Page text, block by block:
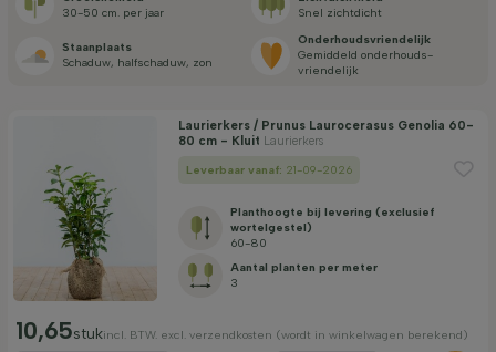
Bloeimaand
Winterhardheid
30-50 cm. per jaar
Snel zichtdicht
Staan­plaats
Schaduw, halfschaduw, zon
Onderhouds­vriendelijk
Gemiddeld onderhouds­
vriendelijk
Laurierkers / Prunus Laurocerasus Genolia 60-
80 cm - Kluit Laurierkers
Leverbaar vanaf: 21-09-2026
Planthoogte bij levering (exclusief
wortelgestel)
60-80
Aantal planten per meter
3
10,65stukincl. BTW. excl. verzendkosten (wordt in winkelwagen berekend)